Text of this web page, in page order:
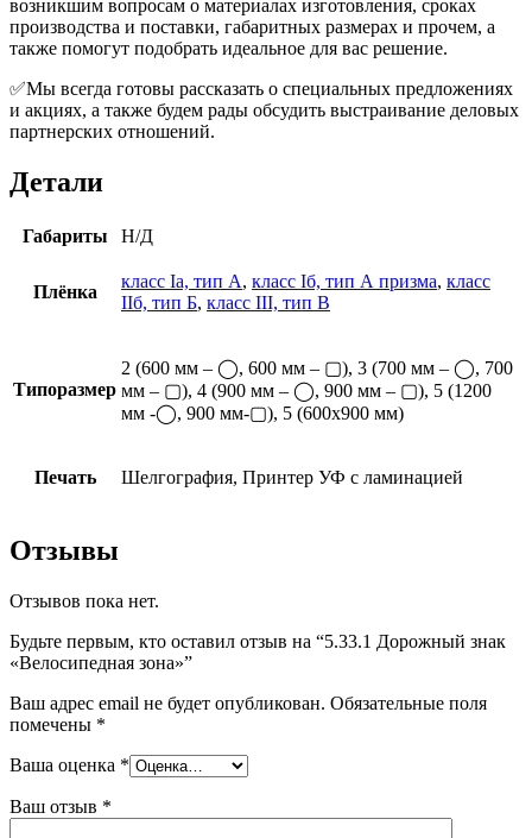
возникшим вопросам о материалах изготовления, сроках
производства и поставки, габаритных размерах и прочем, а
также помогут подобрать идеальное для вас решение.
✅Мы всегда готовы рассказать о специальных предложениях
и акциях, а также будем рады обсудить выстраивание деловых
партнерских отношений.
Детали
Габариты Н/Д
Плёнка
класс Iа, тип А, класс Iб, тип А призма, класс
IIб, тип Б, класс III, тип В
Типоразмер
2 (600 мм – ◯, 600 мм – ▢), 3 (700 мм – ◯, 700
мм – ▢), 4 (900 мм – ◯, 900 мм – ▢), 5 (1200
мм -◯, 900 мм-▢), 5 (600х900 мм)
Печать Шелгография, Принтер УФ с ламинацией
Отзывы
Отзывов пока нет.
Будьте первым, кто оставил отзыв на “5.33.1 Дорожный знак
«Велосипедная зона»”
Ваш адрес email не будет опубликован. Обязательные поля
помечены *
Ваша оценка *
Ваш отзыв *